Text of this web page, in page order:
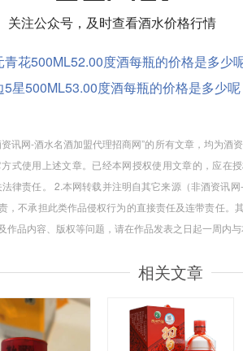
关注公众号，及时查看酒水价格行情
花500ML52.00度酒每瓶的价格是多少
星500ML53.00度酒每瓶的价格是多少呢
讯网-酒水名酒加盟代理招商网”的所有文章，均为酒
式使用上述文章。已经本网授权使用文章的，应在
律责任。 2.本网转载并注明自其它来源（非酒资讯
，不承担此类作品侵权行为的直接责任及连带责任
品内容、版权等问题，请在作品发表之日起一周内与
相关文章